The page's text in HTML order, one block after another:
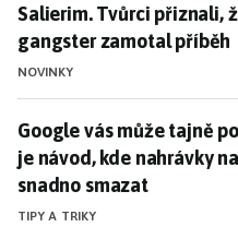
Salierim. Tvůrci přiznali,
gangster zamotal příběh
NOVINKY
Google vás může tajně
Google vás může tajně
je návod, kde nahrávky
snadno smazat
TIPY A TRIKY